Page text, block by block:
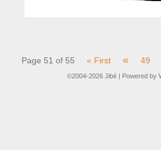
Page 51 of 55 « First « 49
©2004-2026 Jibé | Powered by